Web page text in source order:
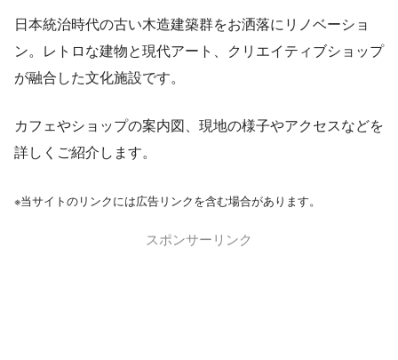
日本統治時代の古い木造建築群をお洒落にリノベーショ
ン。レトロな建物と現代アート、クリエイティブショップ
が融合した文化施設です。
カフェやショップの案内図、現地の様子やアクセスなどを
詳しくご紹介します。
※当サイトのリンクには広告リンクを含む場合があります。
スポンサーリンク